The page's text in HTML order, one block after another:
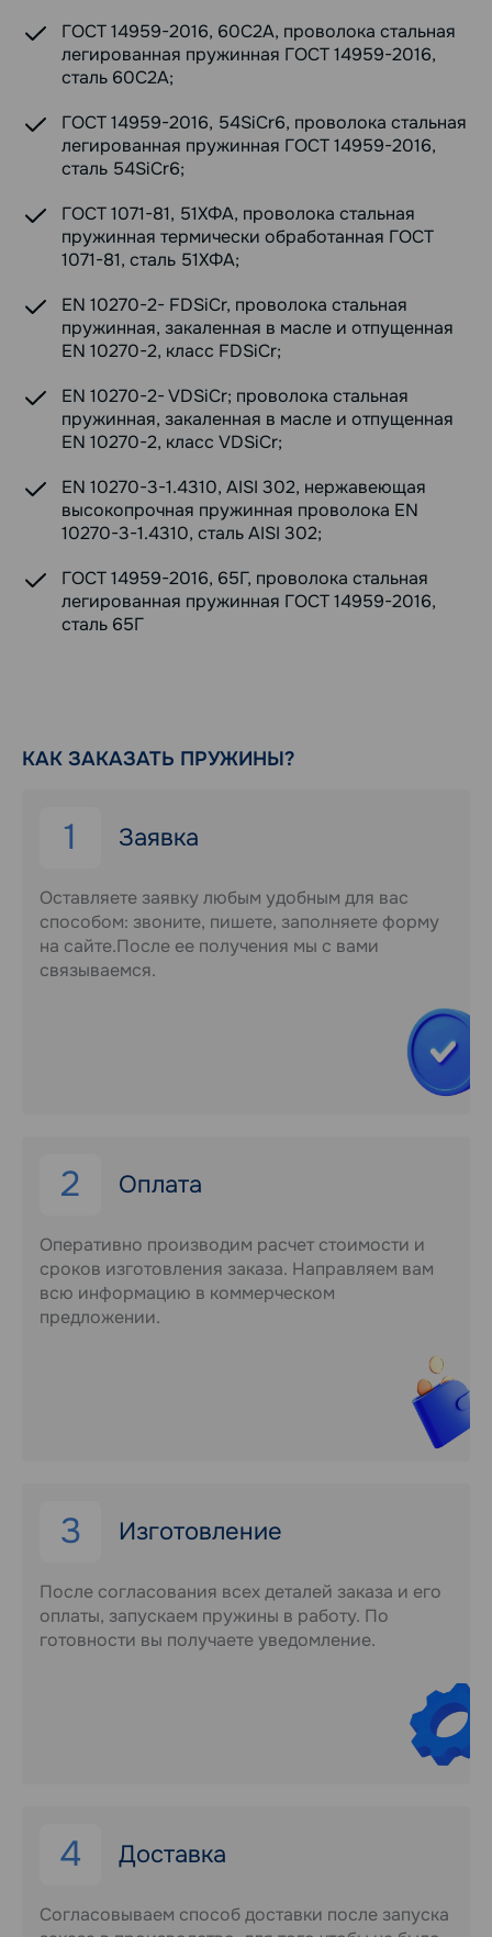
ГОСТ 14959-2016, 60С2А, проволока стальная
легированная пружинная ГОСТ 14959-2016,
сталь 60С2А;
ГОСТ 14959-2016, 54SiCr6, проволока стальная
легированная пружинная ГОСТ 14959-2016,
сталь 54SiCr6;
ГОСТ 1071-81, 51ХФА, проволока стальная
пружинная термически обработанная ГОСТ
1071-81, сталь 51ХФА;
EN 10270-2- FDSiCr, проволока стальная
пружинная, закаленная в масле и отпущенная
EN 10270-2, класс FDSiCr;
EN 10270-2- VDSiCr; проволока стальная
пружинная, закаленная в масле и отпущенная
EN 10270-2, класс VDSiCr;
EN 10270-3-1.4310, AISI 302, нержавеющая
высокопрочная пружинная проволока EN
10270-3-1.4310, сталь AISI 302;
ГОСТ 14959-2016, 65Г, проволока стальная
легированная пружинная ГОСТ 14959-2016,
сталь 65Г
КАК ЗАКАЗАТЬ ПРУЖИНЫ?
1 Заявка
Оставляете заявку любым удобным для вас
способом: звоните, пишете, заполняете форму
на сайте.После ее получения мы с вами
связываемся.
2 Оплата
Оперативно производим расчет стоимости и
сроков изготовления заказа. Направляем вам
всю информацию в коммерческом
предложении.
3 Изготовление
После согласования всех деталей заказа и его
оплаты, запускаем пружины в работу. По
готовности вы получаете уведомление.
4 Доставка
Согласовываем способ доставки после запуска